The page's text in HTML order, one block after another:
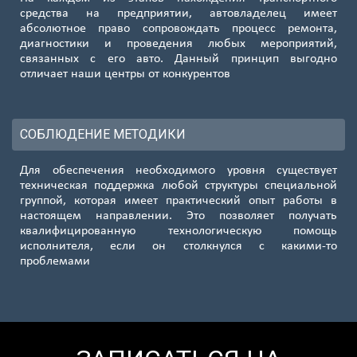
средства на предприятии, автовладелец имеет
абсолютное право сопровождать процесс ремонта,
диагностики и проведения любых мероприятий,
связанных с его авто. Данный принцип выгодно
отличает наши центры от конкурентов
СОБЛЮДЕНИЕ МЕТОДИКИ
Для обеспечения необходимого уровня существует
техническая поддержка любой структуры специальной
группой, которая имеет практический опыт работы в
настоящем направлении. Это позволяет получать
квалифицированную технологическую помощь
исполнителя, если он столкнулся с какими-то
проблемами